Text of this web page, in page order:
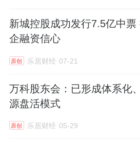
新城控股成功发行7.5亿中
企融资信心
原创 乐居财经 07-21
万科股东会：已形成体系化
源盘活模式
原创 乐居财经 05-29